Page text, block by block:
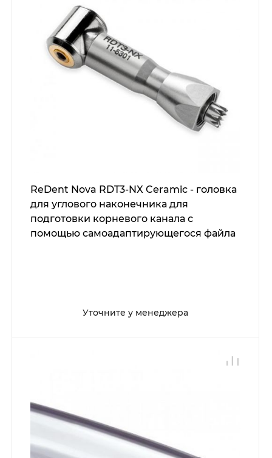
ReDent Nova RDT3-NX Ceramic - головка
для углового наконечника для
подготовки корневого канала с
помощью самоадаптирующегося файла
Уточните у менеджера